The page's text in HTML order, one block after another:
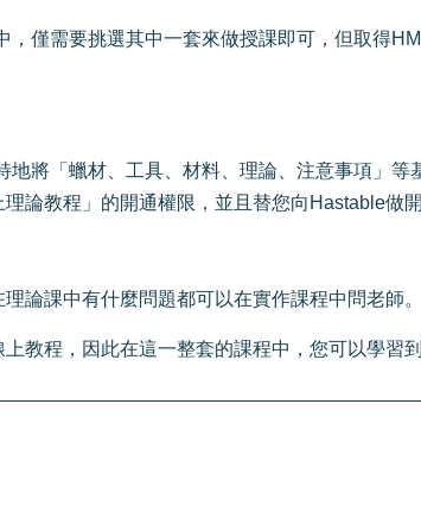
僅需要挑選其中一套來做授課即可，但取得
將「蠟材、工具、材料、理論、注意事項」
論教程」的開通權限，並且替您向Hastable做
論課中有什麼問題都可以在實作課程中問老師。
教程，因此在這一整套的課程中，您可以學習